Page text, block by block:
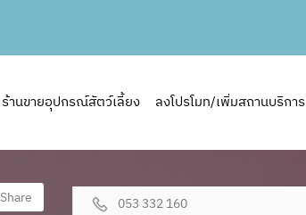
ร้านขายอุปกรณ์สัตว์เลี้ยง ลงโปรโมท/เพิ่มสถานบริการ
Share 053 332 160